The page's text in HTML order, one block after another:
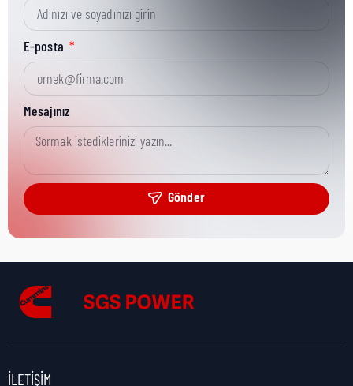
Kısa Parça No:
Ürün Grubu:
Ürün Kategorisi:
Nakliye Yüksekliği:
Nakliye Uzunluğu:
E-posta
Mesajınız
Gönder
İLETIŞIM